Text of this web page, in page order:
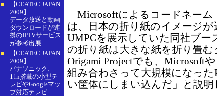
■
【CEATEC JAPAN
2009】
データ放送と動画
ダウンロードが連
携のIPTVサービス
が参考出展
■
【CEATEC JAPAN
2009】
パナソニック、
11n搭載の小型テ
レビやGoogleマッ
プ対応テレビ
Microsoftによるコードネーム
は、日本の折り紙のイメージ
UMPCを展示していた同社ブー
の折り紙は大きな紙を折り畳
Origami Projectでも、Microsoft
組み合わさって大規模になっ
い筐体にしまい込んだ」と説明